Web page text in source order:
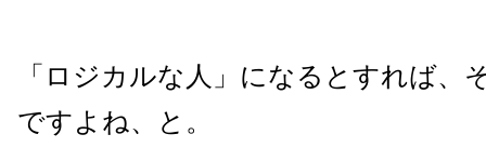
「ロジカルな人」になるとすれば、
ですよね、と。